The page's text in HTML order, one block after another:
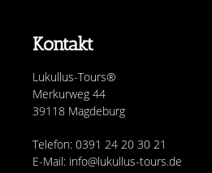
Kontakt
Lukullus-Tours®
Merkurweg 44
39118 Magdeburg
Telefon: 0391 24 20 30 21
E-Mail: info@lukullus-tours.de